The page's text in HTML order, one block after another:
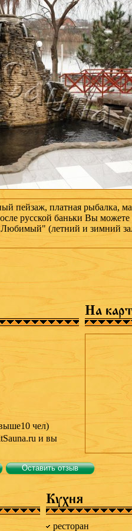
пейзаж, платная рыбалка,
русской баньки Вы можете
(летний и зимний
На
чел)
и вы
Оставить отзыв
Кухня
ресторан